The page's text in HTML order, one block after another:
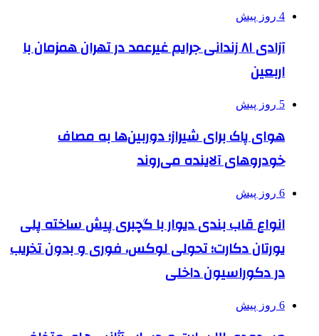
4 روز پیش
آزادی ۸۱ زندانی جرایم غیرعمد در تهران همزمان با
اربعین
5 روز پیش
هوای پاک برای شیراز؛ دوربین‌ها به مصاف
خودروهای آلاینده می‌روند
6 روز پیش
انواع قاب بندی دیوار با گچبری پیش ساخته پلی
یورتان دکارت؛ تحولی لوکس، فوری و بدون تخریب
در دکوراسیون داخلی
6 روز پیش